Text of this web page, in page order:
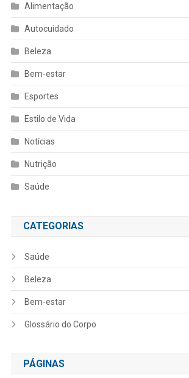
Alimentação
Autocuidado
Beleza
Bem-estar
Esportes
Estilo de Vida
Notícias
Nutrição
Saúde
CATEGORIAS
Saúde
Beleza
Bem-estar
Glossário do Corpo
PÁGINAS